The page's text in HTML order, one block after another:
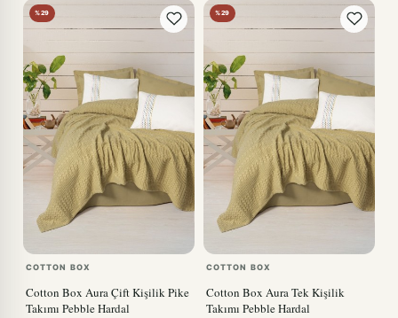
%29
COTTON BOX
Cotton Box Aura Çift Kişilik Pike
Takımı Pebble Hardal
%29
COTTON BOX
Cotton Box Aura Tek Kişilik
Takımı Pebble Hardal